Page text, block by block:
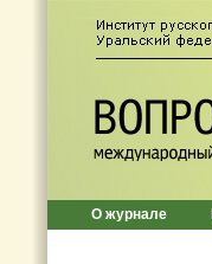
О журнале